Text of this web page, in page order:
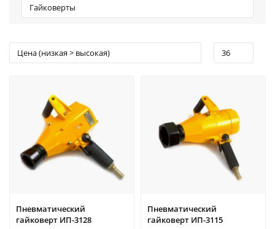
Пневматический
гайковерт ИП-3128
Пневматический
гайковерт ИП-3115